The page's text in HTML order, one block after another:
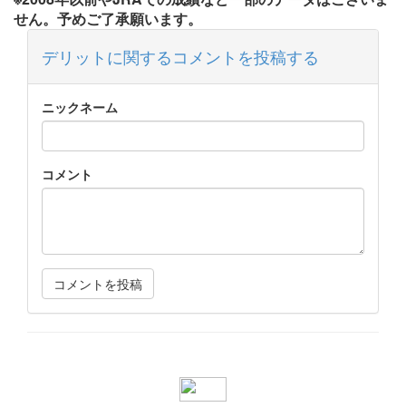
せん。予めご了承願います。
デリットに関するコメントを投稿する
ニックネーム
コメント